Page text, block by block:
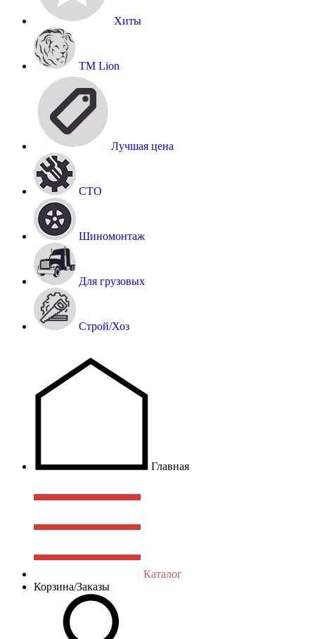
Хиты
TM Lion
Лучшая цена
СТО
Шиномонтаж
Для грузовых
Строй/Хоз
Главная
Каталог
Корзина/Заказы